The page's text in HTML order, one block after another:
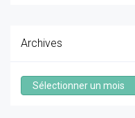
Archives
Archives